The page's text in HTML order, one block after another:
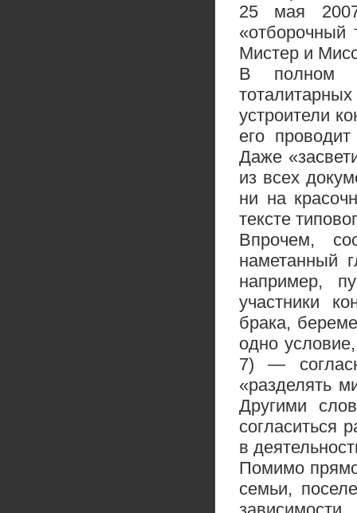
25 мая
«отборочный
Мистер и
В полном
устроители
его
Даже
из всех
ни на
тексте
Впрочем,
наметанный
например,
участники
брака,
одно
7) —
«разделять
Другими
согласиться
в
Помимо
семьи,